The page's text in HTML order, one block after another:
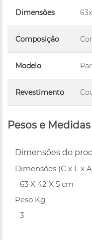
Dimensões
Composição
Modelo
Revestimento
Pesos e Medidas
Dimensões do
Dimensões (C x L x
63 X 42 X 5 cm
Peso Kg
3